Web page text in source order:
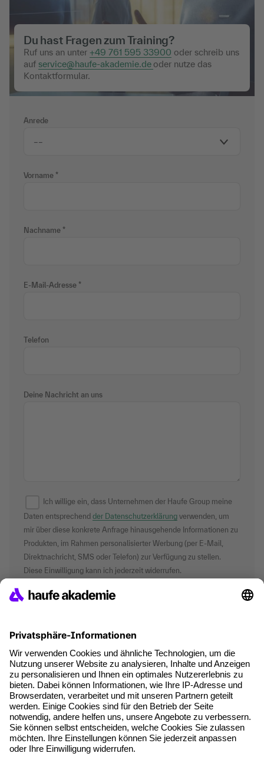
Anrede
Vorname
Nachname
E-Mail-Adresse
Telefon
Deine Nachricht an uns
Ich willige ein, dass Unternehmen der Haufe Group meine
Daten entsprechend der Datenschutzerklärung verwenden, um
mir über diese konkrete Anfrage hinausgehende Informationen zu
Produkten, im Rahmen personalisierter Werbung (per E-Mail,
Direktnachricht, SMS oder Telefon) zur Verfügung zu stellen.
Diese Einwilligung kann ich jederzeit widerrufen.
*Pflichtfelder
Du hast Fragen zum Training?
Ruf uns an unter +49 761 595 33900 oder schreib uns
auf service@haufe-akademie.de oder nutze das
Kontaktformular.
where tech professionals grow